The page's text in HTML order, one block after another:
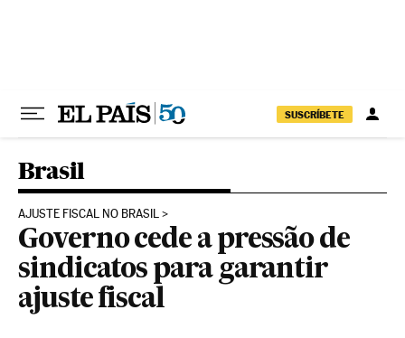
SUSCRÍBETE
Brasil
AJUSTE FISCAL NO BRASIL
Governo cede a pressão de
sindicatos para garantir
ajuste fiscal